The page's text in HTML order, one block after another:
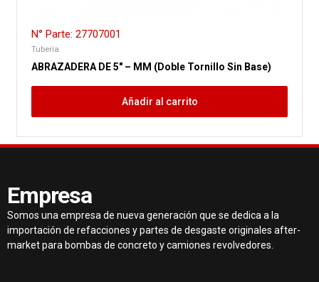
N° Parte: 27707001
Tubería
ABRAZADERA DE 5″ – MM (Doble Tornillo Sin Base)
Añadir al carrito
Empresa
Somos una empresa de nueva generación que se dedica a la
importación de refacciones y partes de desgaste originales after-
market para bombas de concreto y camiones revolvedores.